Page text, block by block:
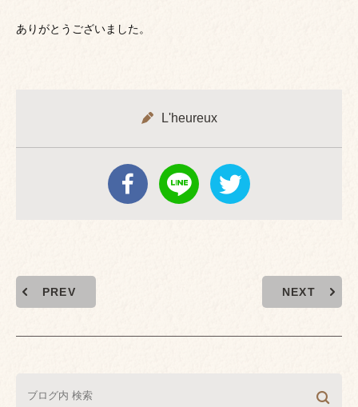
ありがとうございました。
L'heureux
PREV NEXT